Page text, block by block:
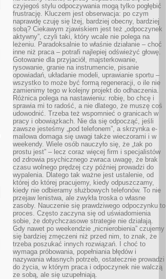
czyjegoś stylu odpoczywania mogą tylko pogłębić
frustrację. Kluczem jest obserwacja: po czym
naprawdę czuję się lżej, bardziej obecny, bardziej
sobą? Ciekawym zjawiskiem jest też „odpoczynek
aktywny”, czyli taki, który wcale nie polega na
leżeniu. Paradoksalnie to właśnie działanie – choć
inne niż praca – potrafi najlepiej odświeżyć głowę.
Gotowanie dla przyjaciół, majsterkowanie,
rysowanie, granie na instrumencie, pisanie
opowiadań, układanie modeli, uprawianie sportu –
wszystko to może być formą regeneracji, o ile nie
zamienimy tego w kolejny projekt do odhaczenia.
Różnica polega na nastawieniu: robię, bo chcę i
sprawia mi to radość, a nie dlatego, że muszę coś
udowodnić. Trzeba też wspomnieć o granicach w
pracy i obowiązkach. Nie da się odpocząć, jeśli
zawsze jesteśmy „pod telefonem”, a skrzynka e-
mailowa domaga się uwagi także wieczorami i w
weekendy. Wiele osób nauczyło się, że „tak po
prostu jest” – lecz coraz więcej firm i specjalistów
od zdrowia psychicznego zwraca uwagę, że brak
czasu wolnego prędzej czy później prowadzi do
wypalenia. Dlatego tak ważne jest ustalenie, od
której do której pracujemy, kiedy odpuszczamy,
kiedy nie odbieramy służbowych telefonów. To nie
przejaw lenistwa, ale zwykła troska o własne
zasoby. Nauczenie się prawdziwego odpoczynku to
proces. Często zaczyna się od uświadomienia
sobie, że dotychczasowe strategie nie działają.
Gdy nawet po weekendzie „nicnierobienia” czujemy
się bardziej zmęczeni niż przed nim, to znak, że
trzeba poszukać innych rozwiązań. I choć to
wymaga próbowania, popełniania błędów i
nazywania własnych potrzeb, ostatecznie prowadzi
do życia, w którym praca i odpoczynek nie walczą
ze sobą, ale się uzupełniają.